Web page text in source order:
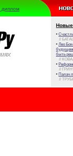
диплом
Новые
•
//
• Лео
будущем
быть
//
•
//
• Палач
//